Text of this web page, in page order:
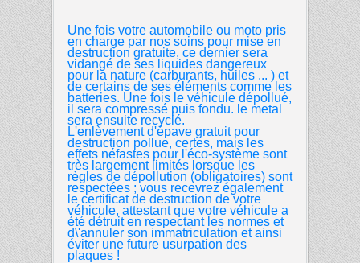
Une fois votre automobile ou moto pris
en charge par nos soins pour mise en
destruction gratuite, ce dernier sera
vidangé de ses liquides dangereux
pour la nature (carburants, huiles ... ) et
de certains de ses éléments comme les
batteries. Une fois le véhicule dépollué,
il sera compressé puis fondu. le metal
sera ensuite recyclé.
L'enlèvement d'épave gratuit pour
destruction pollue, certes, mais les
effets néfastes pour l'éco-système sont
très largement limités lorsque les
règles de dépollution (obligatoires) sont
respectées ; vous recevrez également
le certificat de destruction de votre
véhicule, attestant que votre véhicule a
été détruit en respectant les normes et
d\'annuler son immatriculation et ainsi
éviter une future usurpation des
plaques !